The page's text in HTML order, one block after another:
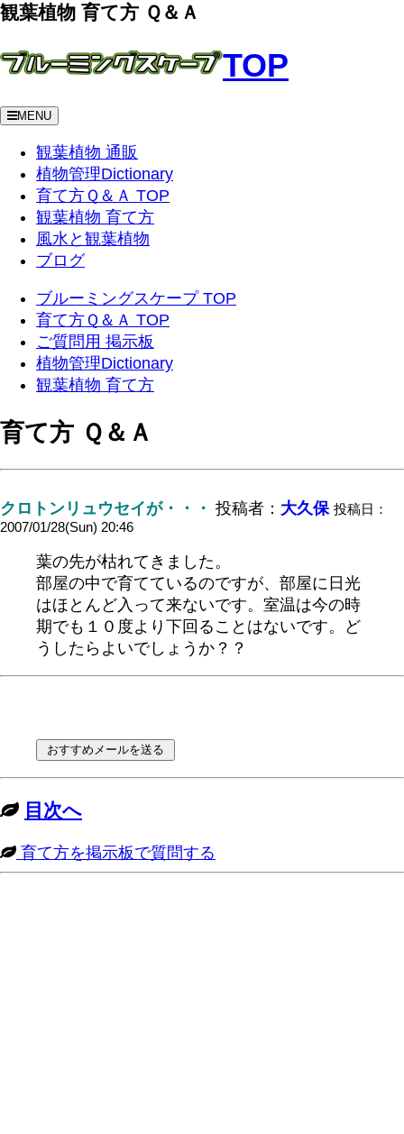
観葉植物 育て方 Ｑ＆Ａ
TOP
MENU
観葉植物 通販
植物管理Dictionary
育て方Ｑ＆Ａ TOP
観葉植物 育て方
風水と観葉植物
ブログ
ブルーミングスケープ TOP
育て方Ｑ＆Ａ TOP
ご質問用 掲示板
植物管理Dictionary
観葉植物 育て方
育て方 Ｑ＆Ａ
クロトンリュウセイが・・・ 投稿者： 大久保 投稿日：
2007/01/28(Sun) 20:46
葉の先が枯れてきました。
部屋の中で育てているのですが、部屋に日光
はほとんど入って来ないです。室温は今の時
期でも１０度より下回ることはないです。ど
うしたらよいでしょうか？？
目次へ
育て方を掲示板で質問する